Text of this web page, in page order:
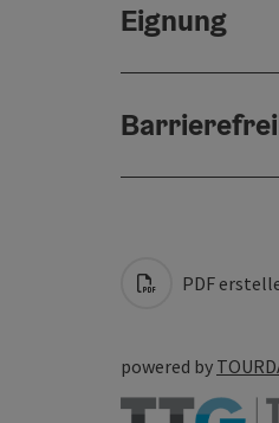
Eignung
PDF
powered by